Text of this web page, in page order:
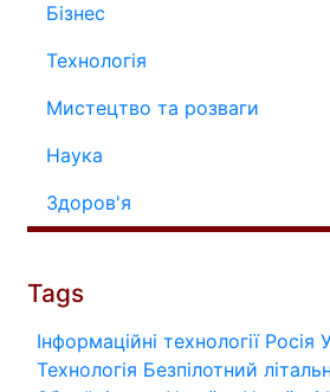
Бізнес
Технологія
Мистецтво та розваги
Наука
Здоров'я
Tags
Інформаційні технології Росія
Технологія Безпілотний